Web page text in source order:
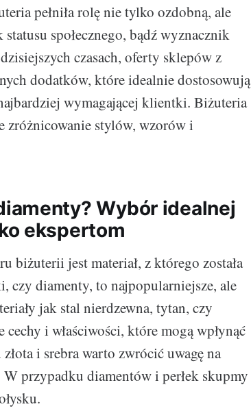
pełniła rolę nie tylko ozdobną, ale
społecznego, bądź wyznacznik
czasach, oferty sklepów z
dodatków, które idealnie dostosowują
wymagającej klientki. Biżuteria
zróżnicowanie stylów, wzorów i
Wybór idealnej
ekspertom
biżuterii jest materiał, z którego została
czy diamenty, to najpopularniejsze, ale
jak stal nierdzewna, tytan, czy
i właściwości, które mogą wpłynąć
i srebra warto zwrócić uwagę na
przypadku diamentów i perłek skupmy